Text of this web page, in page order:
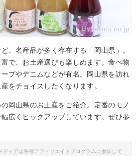
By:elims.co.jp
、名産品が多く存在する「岡山県」。
で、お土産選びも楽しめます。食べ物
プやデニムなどが有名。岡山県を訪れ
をチョイスしたくなります。
岡山県のお土産をご紹介。定番のモノ
広くピックアップしています。ぜひ参
ィアは各種アフィリエイトプログラムに参加して